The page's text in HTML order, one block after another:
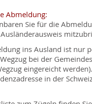
Abmeldung:
Sie für die
Ausländerausweis
ins Ausland ist nur
bei der
eingereicht
in der